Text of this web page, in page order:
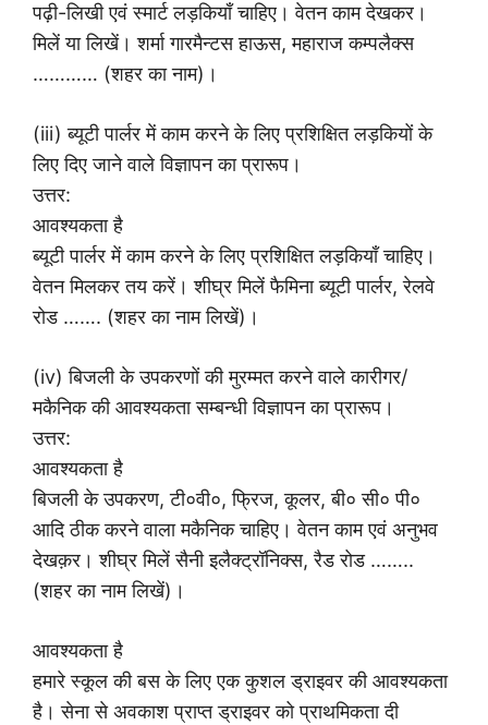
पढ़ी-लिखी एवं स्मार्ट लड़कियाँ चाहिए। वेतन काम देखकर।
मिलें या लिखें। शर्मा गारमैन्टस हाऊस, महाराज कम्पलैक्स
………… (शहर का नाम)।
(iii) ब्यूटी पार्लर में काम करने के लिए प्रशिक्षित लड़कियों के
लिए दिए जाने वाले विज्ञापन का प्रारूप।
उत्तर:
आवश्यकता है
ब्यूटी पार्लर में काम करने के लिए प्रशिक्षित लड़कियाँ चाहिए।
वेतन मिलकर तय करें। शीघ्र मिलें फैमिना ब्यूटी पार्लर, रेलवे
रोड ……. (शहर का नाम लिखें)।
(iv) बिजली के उपकरणों की मुरम्मत करने वाले कारीगर/
मकैनिक की आवश्यकता सम्बन्धी विज्ञापन का प्रारूप।
उत्तर:
आवश्यकता है
बिजली के उपकरण, टी०वी०, फ्रिज, कूलर, बी० सी० पी०
आदि ठीक करने वाला मकैनिक चाहिए। वेतन काम एवं अनुभव
देखक़र। शीघ्र मिलें सैनी इलैक्ट्रॉनिक्स, रैड रोड ……..
(शहर का नाम लिखें)।
आवश्यकता है
हमारे स्कूल की बस के लिए एक कुशल ड्राइवर की आवश्यकता
है। सेना से अवकाश प्राप्त ड्राइवर को प्राथमिकता दी